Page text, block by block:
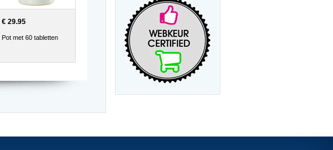
€ 29.95
Pot met 60 tabletten